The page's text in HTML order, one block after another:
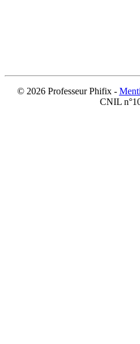
© 2026 Professeur Phifix -
CNIL